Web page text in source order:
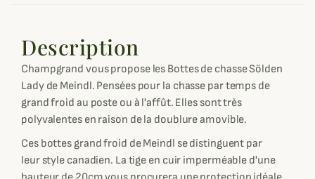
Description
Champgrand vous propose les Bottes de chasse Sölden
Lady de Meindl. Pensées pour la chasse par temps de
grand froid au poste ou à l'affût. Elles sont très
polyvalentes en raison de la doublure amovible.
Ces bottes grand froid de Meindl se distinguent par
leur style canadien. La tige en cuir imperméable d'une